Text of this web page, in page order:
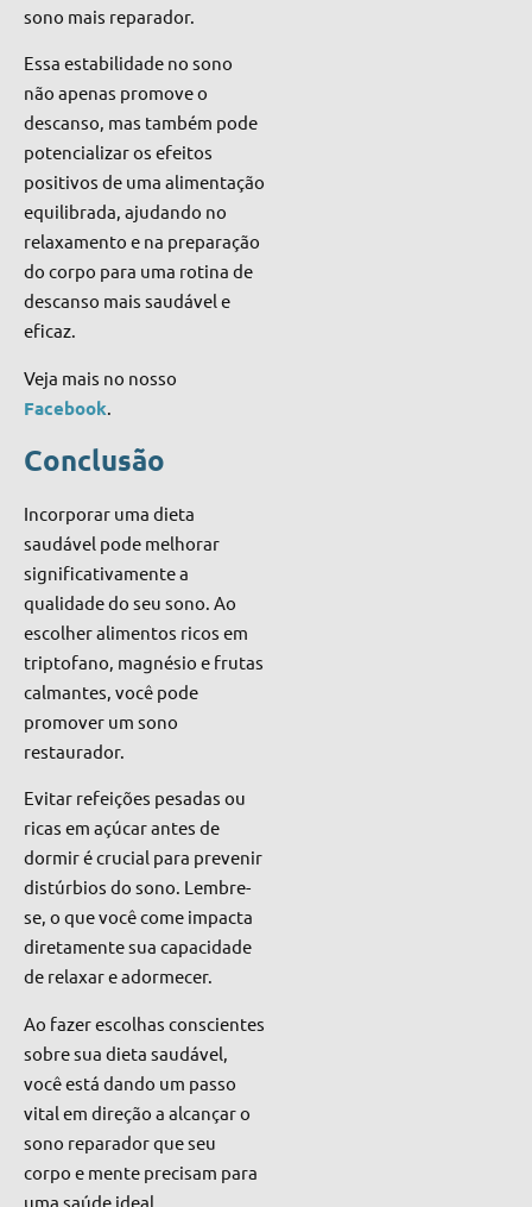
sono mais reparador.
Essa estabilidade no sono
não apenas promove o
descanso, mas também pode
potencializar os efeitos
positivos de uma alimentação
equilibrada, ajudando no
relaxamento e na preparação
do corpo para uma rotina de
descanso mais saudável e
eficaz.
Veja mais no nosso
Facebook
Conclusão
Incorporar uma dieta
saudável pode melhorar
significativamente a
qualidade do seu sono. Ao
escolher alimentos ricos em
triptofano, magnésio e frutas
calmantes, você pode
promover um sono
restaurador.
Evitar refeições pesadas ou
ricas em açúcar antes de
dormir é crucial para prevenir
distúrbios do sono. Lembre-
se, o que você come impacta
diretamente sua capacidade
de relaxar e adormecer.
Ao fazer escolhas conscientes
sobre sua dieta saudável,
você está dando um passo
vital em direção a alcançar o
sono reparador que seu
corpo e mente precisam para
uma saúde ideal.